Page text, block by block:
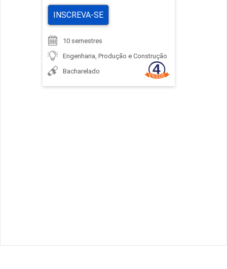
INSCREVA-SE
10 semestres
Engenharia, Produção e Construção
Bacharelado